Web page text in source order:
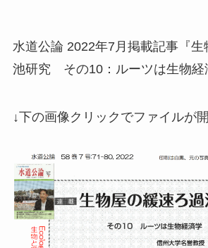
水道公論 2022年7月掲載記事『生
池研究 その10：ルーツは生物経
↓下の画像クリックでファイルが